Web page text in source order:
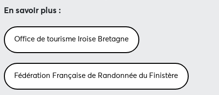
En savoir plus :
Office de tourisme Iroise Bretagne
Fédération Française de Randonnée du Finistère